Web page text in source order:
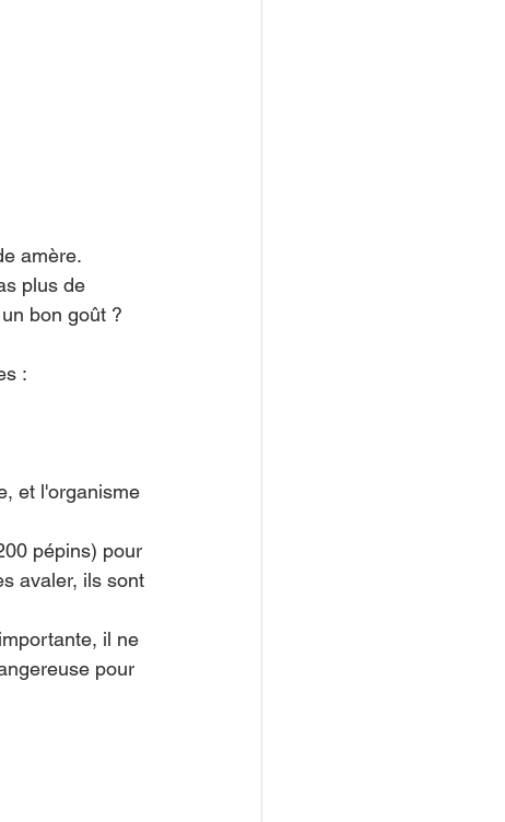
amère.
plus de
bon goût ?
:
et l'organisme
pépins) pour
avaler, ils sont
il ne
pour